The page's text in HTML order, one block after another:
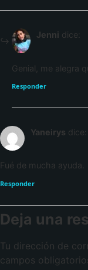
Jenni dice:
Genial, me alegra
Responder
Yaneirys dice:
Fué de mucha ayuda.
Responder
Deja una
Tu dirección de
campos